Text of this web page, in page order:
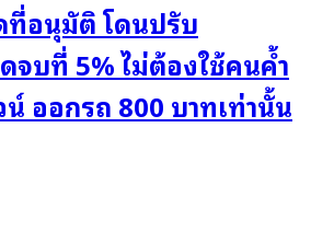
อนุมัติ โดนปรับ
จบที่ 5% ไม่ต้องใช้คนค้ำ
ออกรถ 800 บาทเท่านั้น